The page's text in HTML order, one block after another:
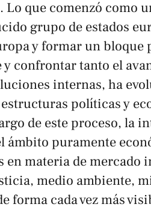
Lo que comenzó como
grupo de estados
y formar un bloque
confrontar tanto el
internas, ha
políticas y
de este proceso, la
ámbito puramente
en materia de mercado
medio ambiente,
forma cada vez más